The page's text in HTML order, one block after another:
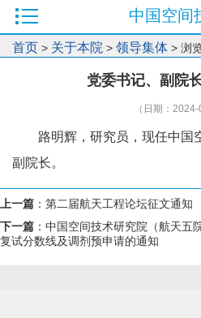
中国空间
首页 > 关于本院 > 领导集体 > 浏
党委书记、副
（日期：
路明辉，研究员，现任中国
副院长。
上一篇 ： 第二届航天工程论坛征文通知
下一篇 ： 中国空间技术研究院（航天五
复试分数线及调剂预申请的通知